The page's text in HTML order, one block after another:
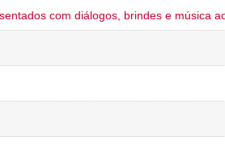
com diálogos, brindes e música